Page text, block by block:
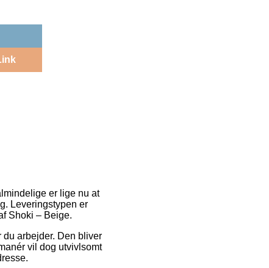
er lige nu at
Leveringstypen er
Shoki – Beige.
arbejder. Den bliver
vil dog utvivlsomt